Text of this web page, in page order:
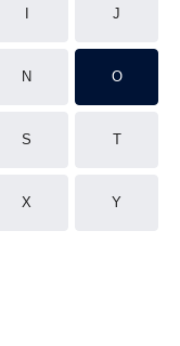
J
N O
S T
X Y